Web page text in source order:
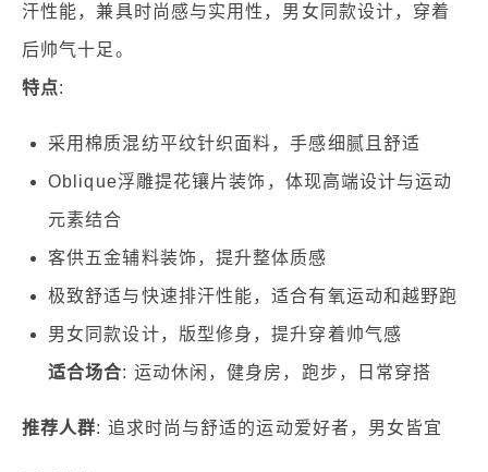
汗性能，兼具时尚感与实用性，男女同款设计，穿着
后帅气十足。
特点:
采用棉质混纺平纹针织面料，手感细腻且舒适
Oblique浮雕提花镶片装饰，体现高端设计与运动
元素结合
客供五金辅料装饰，提升整体质感
极致舒适与快速排汗性能，适合有氧运动和越野跑
男女同款设计，版型修身，提升穿着帅气感
适合场合: 运动休闲，健身房，跑步，日常穿搭
推荐人群: 追求时尚与舒适的运动爱好者，男女皆宜